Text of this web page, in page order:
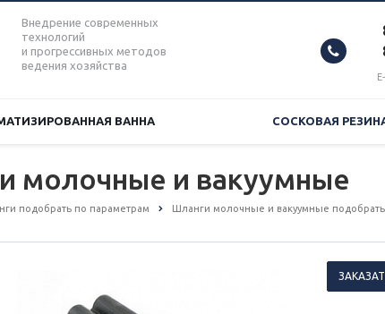
Внедрение современных
технологий
и прогрессивных методов
ведения хозяйства
ВАННА СОСКОВАЯ
молочные и вакуумные
подобрать по параметрам Шланги молочные и вакуумные